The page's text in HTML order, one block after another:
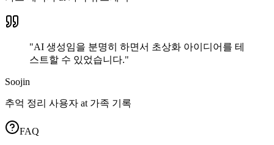
"AI 생성임을 분명히 하면서 초상화 아이디어를 테
스트할 수 있었습니다."
Soojin
추억 정리 사용자 at 가족 기록
FAQ